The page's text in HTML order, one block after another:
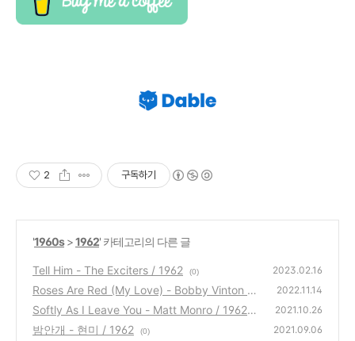
2 구독하기
'1960s>1962' 카테고리의 다른 글
Tell Him - The Exciters / 1962 (0) 2023.02.16
Roses Are Red (My Love) - Bobby Vinton /
1962
(0)
2022.11.14
Softly As I Leave You - Matt Monro / 1962
(0)
2021.10.26
밤안개 - 현미 / 1962 (0) 2021.09.06